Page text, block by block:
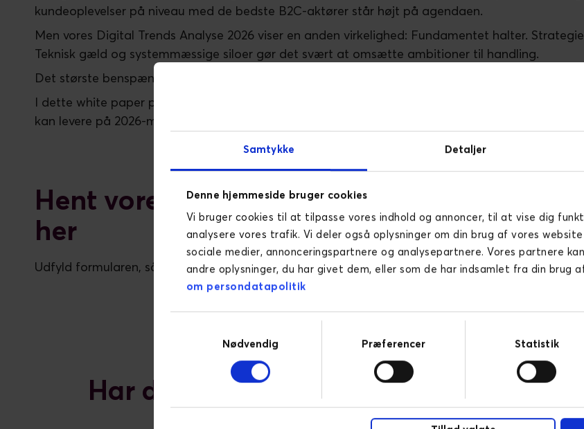
Samtykke Detaljer
Denne hjemmeside bruger cookies
Vi bruger cookies til at tilpasse vores indhold og annoncer, til at vise dig
analysere vores trafik. Vi deler også oplysninger om din brug af vores
sociale medier, annonceringspartnere og analysepartnere. Vores partnere
andre oplysninger, du har givet dem, eller som de har indsamlet fra din brug
om persondatapolitik
Nødvendig
Præferencer Statistik
kundeoplevelser på niveau med de bedste B2C-aktører står højt på agendaen.
Men vores Digital Trends Analyse 2026 viser en anden virkelighed: Fundamentet halter.
Teknisk gæld og systemmæssige siloer gør det svært at omsætte ambitioner til handling.
Det største benspænd er ikke manglende vision – det er kløften mellem ledelsens mål og
I dette white paper præsenterer vi de strategiske prioriteter, der er nødvendige for at lukke det
kan levere på 2026-målene.
Hent vores white paper "The digital
her
Udfyld formularen, så sender vi white paperet direkte til din mailbox. White paperet er på
Har du lyst til at snakke videre om
B2B virksomheder, så